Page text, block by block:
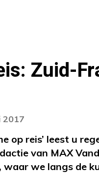
Zuid-
2017
op reis’ leest u
van MAX
waar we langs de